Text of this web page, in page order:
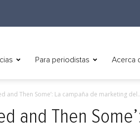
Para periodistas Acerca
and Then Some’: La campaña de marketing
and Then